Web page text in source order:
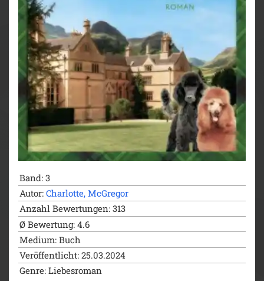
Ein Sommer in Kirkby
Highland Hope – Ein Bed & Breakfast für Kirkby
Highland Hope – Ein Pub für Kirkby
Highland Hope – Eine Destillerie für Kirkby
Highland Hope – Eine Bäckerei für Kirkby
Die Glückskuh von Kirkby (kostenloser
Kurzroman auf der Website der Autorin)
Highland Happiness – Die Weberei von Kirkby
Highland Happiness – Die Töpferei von Kirkby
Highland Happiness – Das Herrenhaus von
Kirkby
Highland Happiness – Die Schreinerei von
Kirkby (2024)
Highland Happiness – Die Schmiede von Kirkby
(2024)
Band: 3
Autor: Charlotte, McGregor
Anzahl Bewertungen: 313
Ø Bewertung: 4.6
Medium: Buch
Veröffentlicht: 25.03.2024
Genre: Liebesroman